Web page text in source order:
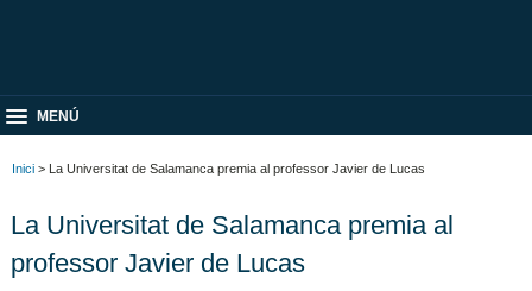
MENÚ
Inici > La Universitat de Salamanca premia al professor Javier de Lucas
La Universitat de Salamanca premia al
professor Javier de Lucas